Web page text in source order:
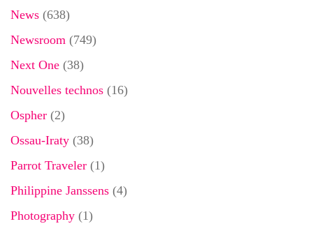
News (638)
Newsroom (749)
Next One (38)
Nouvelles technos (16)
Ospher (2)
Ossau-Iraty (38)
Parrot Traveler (1)
Philippine Janssens (4)
Photography (1)